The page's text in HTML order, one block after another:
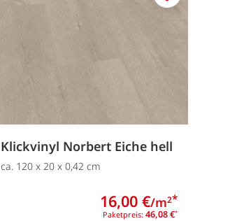
Klickvinyl Norbert Eiche hell
ca. 120 x 20 x 0,42 cm
Paketpreis: 46,08 €*
16,00 €/m2*